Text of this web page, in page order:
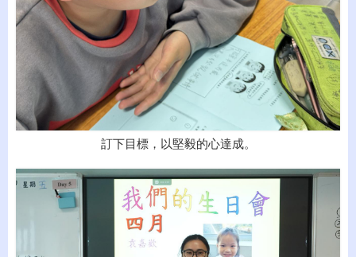
訂下目標，以堅毅的心達成。